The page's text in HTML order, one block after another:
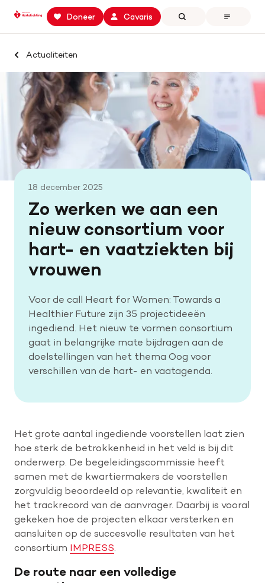
Spring
Spring
navigatie
Keer
de
Doneer Cavaris
Zoeken
the
Zoek binnen professionals.hartstichting.nl
Zoeken
Home
Openstaande calls
Samenwerking en financiering
Actualiteiten
Onze missie
Contact
Actualiteiten
18 december 2025
Zo werken we aan een
nieuw consortium voor
hart- en vaatziekten bij
vrouwen
Voor de call Heart for Women: Towards a
Healthier Future zijn 35 projectideeën
ingediend. Het nieuw te vormen consortium
gaat in belangrijke mate bijdragen aan de
doelstellingen van het thema Oog voor
verschillen van de hart- en vaatagenda.
Het grote aantal ingediende voorstellen laat zien
hoe sterk de betrokkenheid in het veld is bij dit
onderwerp. De begeleidingscommissie heeft
samen met de kwartiermakers de voorstellen
zorgvuldig beoordeeld op relevantie, kwaliteit en
het trackrecord van de aanvrager. Daarbij is vooral
gekeken hoe de projecten elkaar versterken en
aansluiten op de succesvolle resultaten van het
consortium IMPRESS
De route naar een volledige